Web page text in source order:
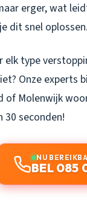
erger, wat
dit snel oplossen.
elk type
Onze experts
of Molenwijk
seconden!
NU
BEL 085